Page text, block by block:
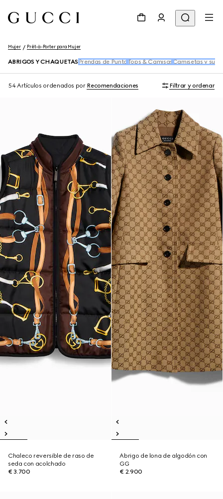
Mujer Prêt-à-Porter para Mujer
ABRIGOS Y CHAQUETAS Prendas de Punto Tops & Camisas Camisetas y
54 Artículos ordenados por Recomendaciones Filtrar y ordenar
Chaleco reversible de raso de
seda con acolchado
€ 3.700
Abrigo de lona de algodón con
GG
€ 2.900